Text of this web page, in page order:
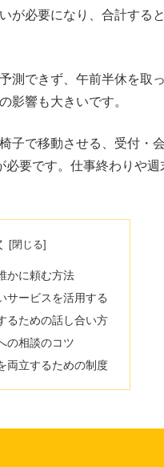
が必要になり、合計する
測できず、午前半休を取
影響も大きいです。
子で移動させる、受付・
要です。仕事終わりや
かに頼む方法
サービスを活用する
るための話し合い方
の相談のコツ
両立するための制度